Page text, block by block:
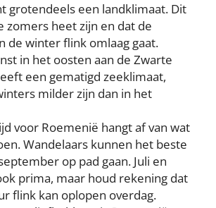
grotendeels een landklimaat. Dit
zomers heet zijn en dat de
de winter flink omlaag gaat.
in het oosten aan de Zwarte
een gematigd zeeklimaat,
milder zijn dan in het
voor Roemenië hangt af van wat
Wandelaars kunnen het beste
op pad gaan. Juli en
prima, maar houd rekening dat
flink kan oplopen overdag.